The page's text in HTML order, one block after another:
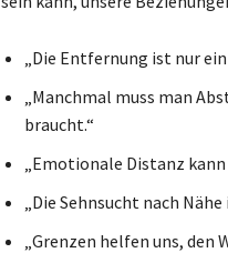
„Die Entfernung ist nur
„Manchmal muss man
braucht.“
„Emotionale Distanz
„Die Sehnsucht nach
„Grenzen helfen uns, den